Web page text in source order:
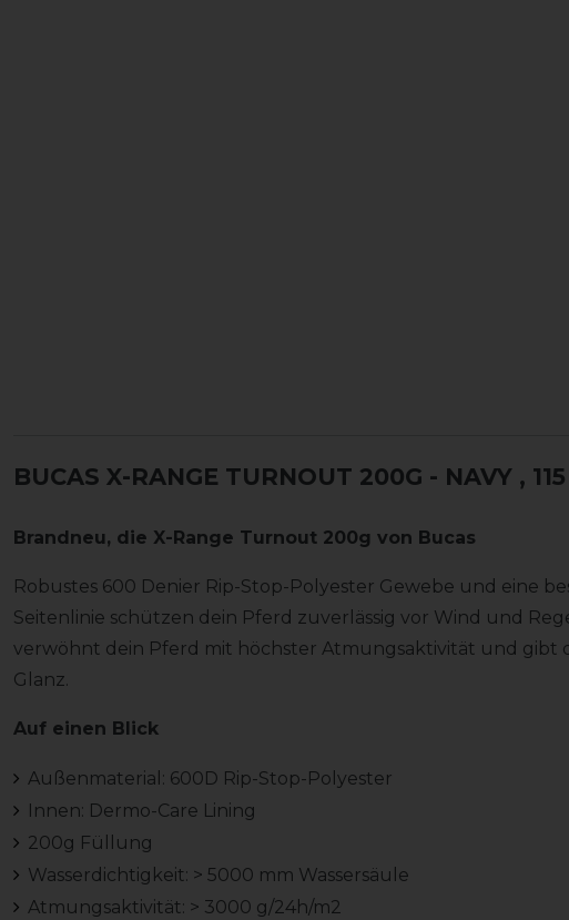
BUCAS X-RANGE TURNOUT 200G - NAVY , 115
Brandneu, die X-Range Turnout 200g von Bucas
Robustes 600 Denier Rip-Stop-Polyester Gewebe und eine
Seitenlinie schützen dein Pferd zuverlässig vor Wind und
verwöhnt dein Pferd mit höchster Atmungsaktivität und gibt
Glanz.
Auf einen Blick
Außenmaterial: 600D Rip-Stop-Polyester
Innen: Dermo-Care Lining
200g Füllung
Wasserdichtigkeit: > 5000 mm Wassersäule
Atmungsaktivität: > 3000 g/24h/m2